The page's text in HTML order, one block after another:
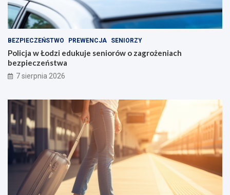
BEZPIECZEŃSTWO PREWENCJA SENIORZY
Policja w Łodzi edukuje seniorów o zagrożeniach
bezpieczeństwa
7 sierpnia 2026